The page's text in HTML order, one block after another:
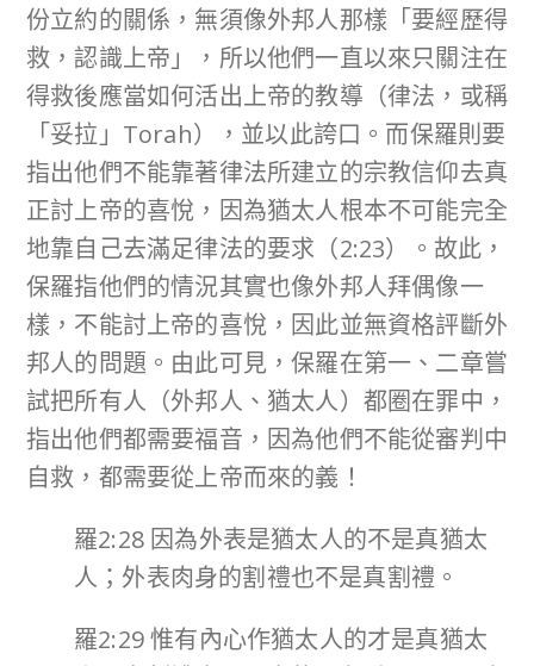
份立約的關係，無須像外邦人那樣「要經歷得
救，認識上帝」，所以他們一直以來只關注在
得救後應當如何活出上帝的教導（律法，或稱
「妥拉」Torah），並以此誇口。而保羅則要
指出他們不能靠著律法所建立的宗教信仰去真
正討上帝的喜悅，因為猶太人根本不可能完全
地靠自己去滿足律法的要求（2:23）。故此，
保羅指他們的情況其實也像外邦人拜偶像一
樣，不能討上帝的喜悅，因此並無資格評斷外
邦人的問題。由此可見，保羅在第一、二章嘗
試把所有人（外邦人、猶太人）都圈在罪中，
指出他們都需要福音，因為他們不能從審判中
自救，都需要從上帝而來的義！
羅2:28 因為外表是猶太人的不是真猶太
人；外表肉身的割禮也不是真割禮。
羅2:29 惟有內心作猶太人的才是真猶太